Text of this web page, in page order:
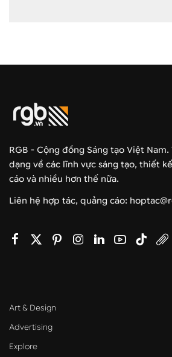
RGB - Cộng đồng Sáng tạo Việt
dạng về các lĩnh vực sáng tạo, thiết
cáo và nhiều hơn thế nữa.
Liên hệ hợp tác, quảng cáo:
Art & Design
Advertising
Explore